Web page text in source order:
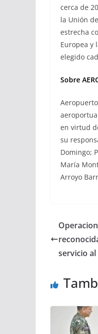
cerca de
la Unión
estrecha
Europea y
elegido
Sobre
en virtud
su
Domingo;
María
Arroyo
servicio